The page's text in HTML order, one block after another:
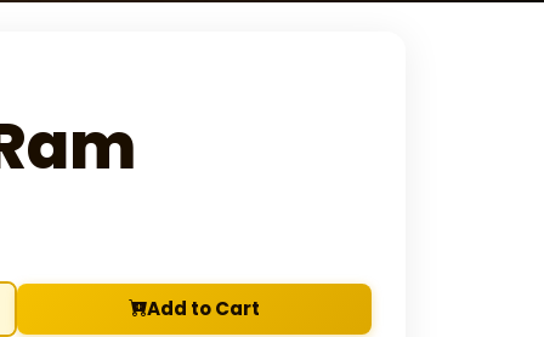
Add to Cart